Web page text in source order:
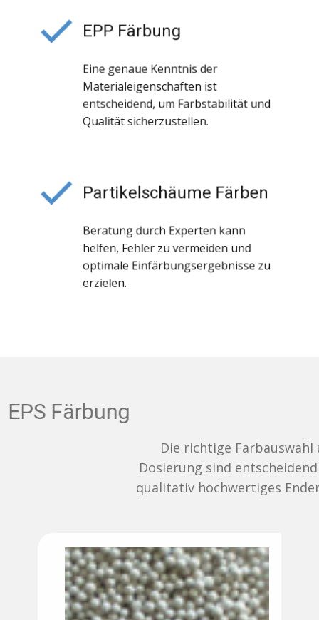
EPP Färbung
Eine genaue Kenntnis der
Materialeigenschaften ist
entscheidend, um Farbstabilität und
Qualität sicherzustellen.
Partikelschäume Färben
Beratung durch Experten kann
helfen, Fehler zu vermeiden und
optimale Einfärbungsergebnisse zu
erzielen.
EPS Färbung
Die richtige Farbauswahl und
Dosierung sind entscheidend für ein
qualitativ hochwertiges Endergebnis.